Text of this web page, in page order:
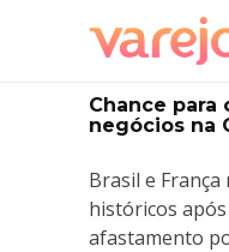
Chance para
negócios na
Brasil e
históricos
afastamento